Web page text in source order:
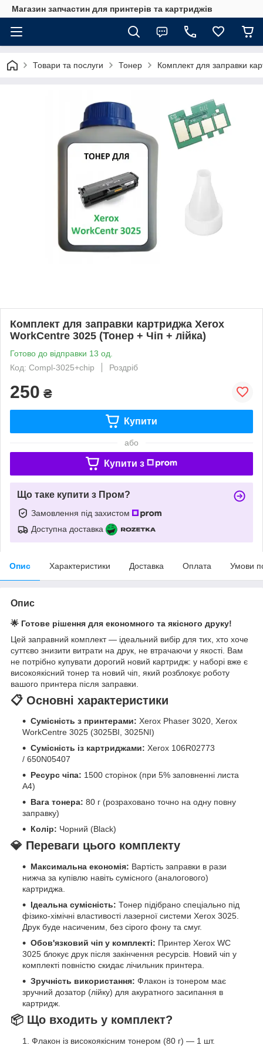
Магазин запчастин для принтерів та картриджів
Товари та послуги Тонер Комплект для заправки
Комплект для заправки картриджа Xerox
WorkCentre 3025 (Тонер + Чіп + лійка)
Готово до відправки 13 од.
Код: Compl-3025+chip
Роздріб
250 ₴
Купити
або
Купити з
Що таке купити з Пром?
Замовлення під захистом
Доступна доставка
Опис Характеристики Доставка Оплата Умови
Опис
🌟 Готове рішення для економного та якісного друку!
Цей заправний комплект — ідеальний вибір для тих, хто хоче
суттєво знизити витрати на друк, не втрачаючи у якості. Вам
не потрібно купувати дорогий новий картридж: у наборі вже є
високоякісний тонер та новий чіп, який розблокує роботу
вашого принтера після заправки.
📋 Основні характеристики
Сумісність з принтерами: Xerox Phaser 3020, Xerox
WorkCentre 3025 (3025BI, 3025NI)
Сумісність із картриджами: Xerox 106R02773
/ 650N05407
Ресурс чіпа: 1500 сторінок (при 5% заповненні листа
А4)
Вага тонера: 80 г (розраховано точно на одну повну
заправку)
Колір: Чорний (Black)
💎 Переваги цього комплекту
Максимальна економія: Вартість заправки в рази
нижча за купівлю навіть сумісного (аналогового)
картриджа.
Ідеальна сумісність: Тонер підібрано спеціально під
фізико-хімічні властивості лазерної системи Xerox 3025.
Друк буде насиченим, без сірого фону та смуг.
Обов'язковий чіп у комплекті: Принтер Xerox WC
3025 блокує друк після закінчення ресурсів. Новий чіп у
комплекті повністю скидає лічильник принтера.
Зручність використання: Флакон із тонером має
зручний дозатор (лійку) для акуратного засипання в
картридж.
📦 Що входить у комплект?
Флакон із високоякісним тонером (80 г) — 1 шт.